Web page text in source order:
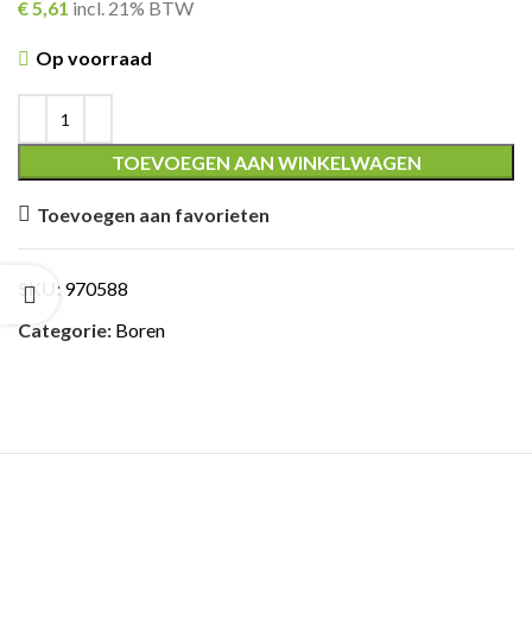
€5,61 incl. 21% BTW
Op voorraad
TOEVOEGEN AAN WINKELWAGEN
Toevoegen aan favorieten
SKU: 970588
Categorie: Boren